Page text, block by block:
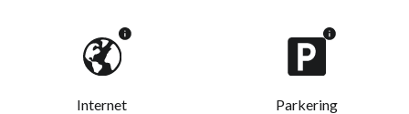
Internet
Parkering